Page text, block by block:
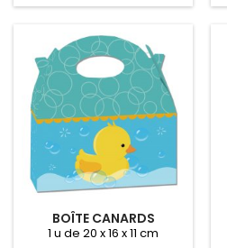
BOÎTE CANARDS
1 u de 20 x 16 x 11 cm